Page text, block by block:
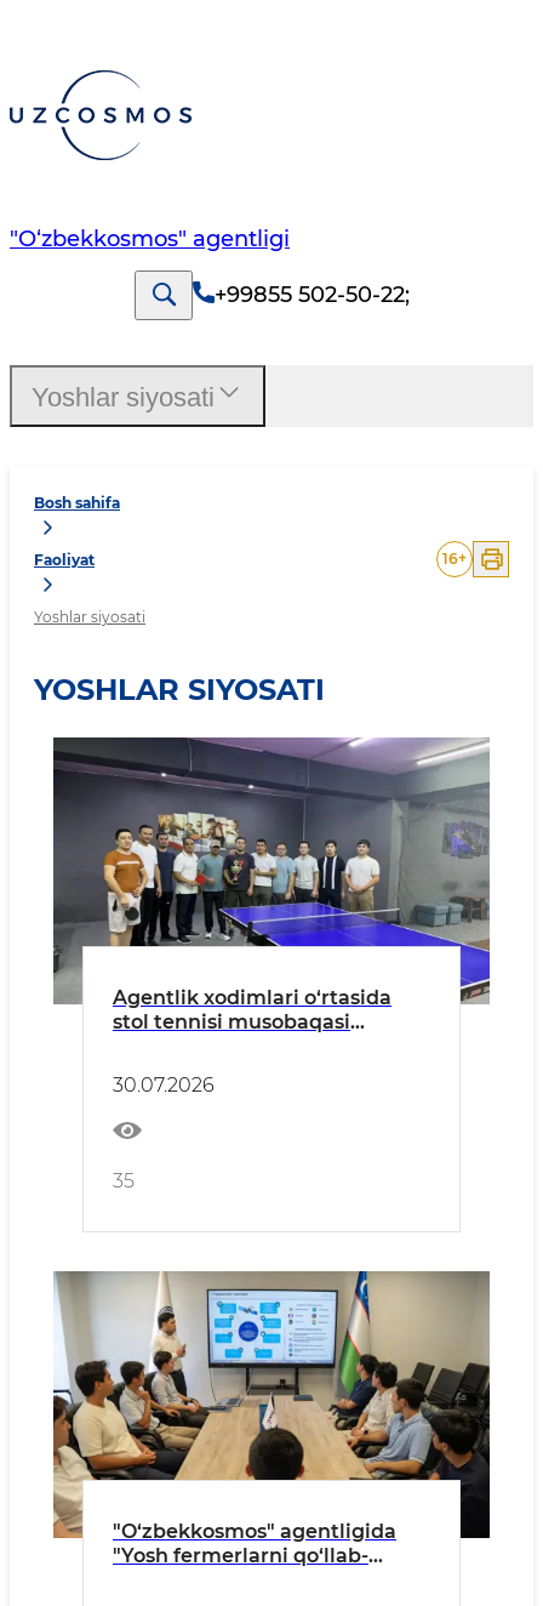
"O‘zbekkosmos" agentligi
+99855 502-50-22;
Bosh sahifa
Faoliyat
Yoshlar siyosati
16+
YOSHLAR SIYOSATI
Agentlik xodimlari o‘rtasida
stol tennisi musobaqasi
30.07.2026
35
"O‘zbekkosmos" agentligida
"Yosh fermerlarni qo‘llab-
Yoshlar siyosati